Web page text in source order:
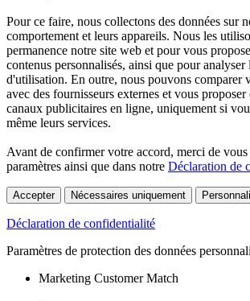
Pour ce faire, nous collectons des données sur
comportement et leurs appareils. Nous les
permanence notre site web et pour vous
contenus personnalisés, ainsi que pour analyser
d'utilisation. En outre, nous pouvons comparer
avec des fournisseurs externes et vous
canaux publicitaires en ligne, uniquement si
même leurs services.
Avant de confirmer votre accord, merci de vous
paramètres ainsi que dans notre Déclaration de
Accepter Nécessaires uniquement
Déclaration de confidentialité
Paramètres de protection des données
Marketing Customer Match